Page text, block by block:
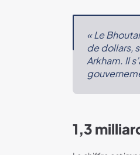
« Le
de dollars,
Arkham. Il
1,3